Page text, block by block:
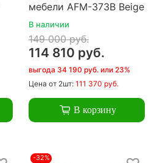
мебели AFM-373B Beige
В наличии
149 000 руб.
114 810 руб.
выгода 34 190 руб. или 23%
Цена от 2шт: 111 370 руб.
В корзину
-32%